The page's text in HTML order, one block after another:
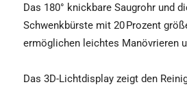
Das 180° knickbare Saugrohr und
Schwenkbürste mit 20 Prozent
ermöglichen leichtes Manövrieren
Das 3D-Lichtdisplay zeigt den